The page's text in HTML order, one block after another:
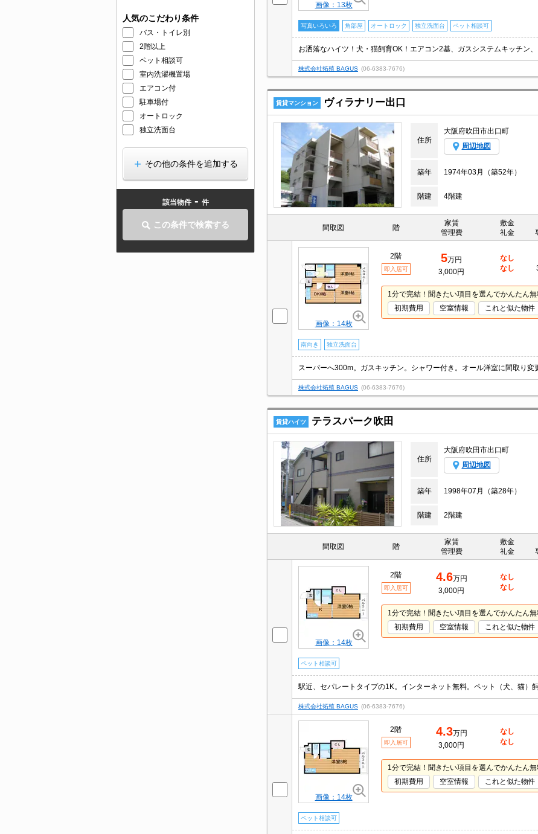
人気のこだわり条件
バス・トイレ別
2階以上
ペット相談可
室内洗濯機置場
エアコン付
駐車場付
オートロック
独立洗面台
その他の条件を追加する
該当物件 - 件
この条件で検索する
画像：13枚
写真いろいろ 角部屋 オートロック 独立洗面台 ペット相談可
お洒落なハイツ！犬・猫飼育OK！エアコン2基、ガスシステムキッチン
株式会社拓殖 BAGUS (06-6383-7676)
賃貸マンション ヴィラナリー出口
住所
大阪府吹田市出口町
周辺地図
築年 1974年03月（築52年）
階建 4階建
間取図 階
家賃
管理費
敷金
礼金
画像：14枚
2階
即入居可
5万円
3,000円
なし
なし
1分で完結！聞きたい項目を選んでかんたん無
初期費用
空室情報 これと似た物件
南向き 独立洗面台
スーパーへ300m。ガスキッチン。シャワー付き。オール洋室に間取り変
株式会社拓殖 BAGUS (06-6383-7676)
賃貸ハイツ テラスパーク吹田
住所
大阪府吹田市出口町
周辺地図
築年 1998年07月（築28年）
階建 2階建
間取図 階
家賃
管理費
敷金
礼金
画像：14枚
2階
即入居可
4.6万円
3,000円
なし
なし
1分で完結！聞きたい項目を選んでかんたん無
初期費用
空室情報 これと似た物件
ペット相談可
駅近、セパレートタイプの1K。インターネット無料。ペット（犬、猫）
株式会社拓殖 BAGUS (06-6383-7676)
画像：14枚
2階
即入居可
4.3万円
3,000円
なし
なし
1分で完結！聞きたい項目を選んでかんたん無
初期費用
空室情報 これと似た物件
ペット相談可